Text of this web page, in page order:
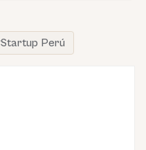
Startup Perú